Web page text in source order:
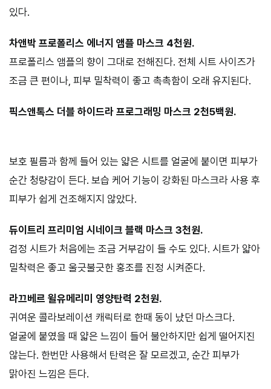
있다.
차앤박 프로폴리스 에너지 앰플 마스크 4천원.
프로폴리스 앰플의 향이 그대로 전해진다. 전체 시트 사이즈가
조금 큰 편이나, 피부 밀착력이 좋고 촉촉함이 오래 유지된다.
픽스앤톡스 더블 하이드라 프로그래밍 마스크 2천5백원.
보호 필름과 함께 들어 있는 얇은 시트를 얼굴에 붙이면 피부가
순간 청량감이 든다. 보습 케어 기능이 강화된 마스크라 사용 후
피부가 쉽게 건조해지지 않았다.
듀이트리 프리미엄 시네이크 블랙 마스크 3천원.
검정 시트가 처음에는 조금 거부감이 들 수도 있다. 시트가 얇아
밀착력은 좋고 울긋불긋한 홍조를 진정 시켜준다.
라끄베르 윌유메리미 영양탄력 2천원.
귀여운 콜라보레이션 캐릭터로 한때 동이 났던 마스크다.
얼굴에 붙였을 때 얇은 느낌이 들어 불안하지만 쉽게 떨어지진
않는다. 한번만 사용해서 탄력은 잘 모르겠고, 순간 피부가
맑아진 느낌은 든다.